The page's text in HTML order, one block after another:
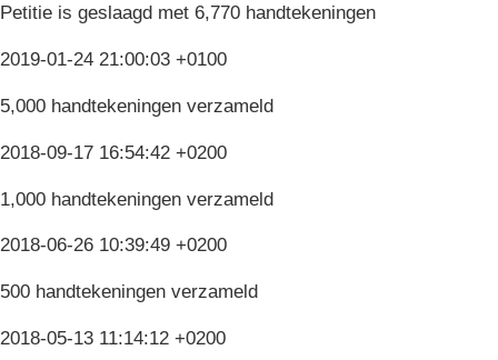
Petitie is geslaagd met 6,770 handtekeningen
2019-01-24 21:00:03 +0100
5,000 handtekeningen verzameld
2018-09-17 16:54:42 +0200
1,000 handtekeningen verzameld
2018-06-26 10:39:49 +0200
500 handtekeningen verzameld
2018-05-13 11:14:12 +0200